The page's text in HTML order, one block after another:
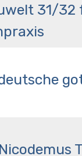
31/32